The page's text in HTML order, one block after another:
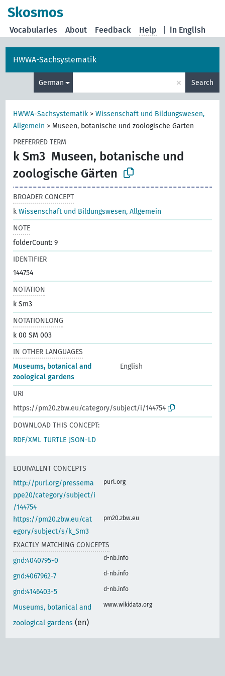
Skosmos
in English
Vocabularies About Feedback Help
HWWA-Sachsystematik
German × Search
HWWA-Sachsystematik >Wissenschaft und Bildungswesen,
Allgemein > Museen, botanische und zoologische Gärten
PREFERRED TERM
k Sm3 Museen, botanische und
zoologische Gärten
BROADER CONCEPT
kWissenschaft und Bildungswesen, Allgemein
NOTE
folderCount: 9
IDENTIFIER
144754
NOTATION
k Sm3
NOTATIONLONG
k 00 SM 003
IN OTHER LANGUAGES
Museums, botanical and
zoological gardens
English
URI
https://pm20.zbw.eu/category/subject/i/144754
DOWNLOAD THIS CONCEPT:
RDF/XML TURTLE JSON-LD
EQUIVALENT CONCEPTS
http://purl.org/pressema
ppe20/category/subject/i
/144754
purl.org
https://pm20.zbw.eu/cat
egory/subject/s/k_Sm3
pm20.zbw.eu
EXACTLY MATCHING CONCEPTS
gnd:4040795-0
d-nb.info
gnd:4067962-7 d-nb.info
gnd:4146403-5 d-nb.info
Museums, botanical and
zoological gardens (en)
www.wikidata.org